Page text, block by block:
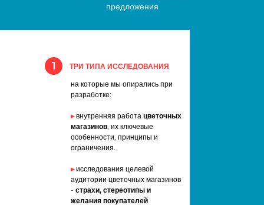
на которые мы опирались при
разработке:
▸внутренняя работа цветочных
магазинов, их ключевые
особенности, принципы и
ограничения.
▸исследования целевой
аудитории цветочных магазинов
- страхи, стереотипы и
желания покупателей
1 ТРИ ТИПА ИССЛЕДОВАНИЯ
предложения